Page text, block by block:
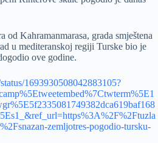
od Kahramanmarasa, grada smještena
u mediteranskoj regiji Turske bio je
ove godine.
1693930508042883105?
zemljotres-pogodio-tursku-